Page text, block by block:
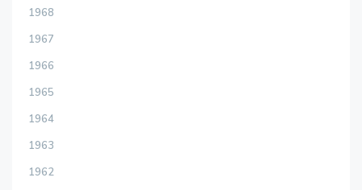
1968
1967
1966
1965
1964
1963
1962